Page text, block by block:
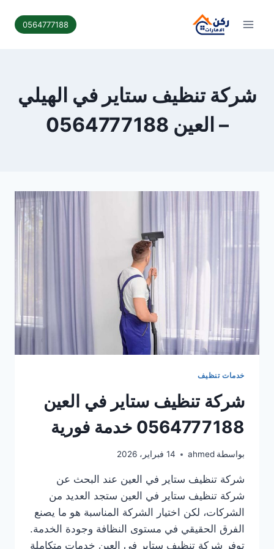
0564777188
شركة تنظيف ستاير في الهيلي
– العين 0564777188
خدمات تنظيف
شركة تنظيف ستاير في العين
0564777188 خدمة فورية
بواسطة ahmed 14 فبراير، 2026
شركة تنظيف ستاير في العين عند البحث عن
شركة تنظيف ستاير في العين ستجد العديد من
الشركات، لكن اختيار الشركة المناسبة هو ما يصنع
الفرق الحقيقي في مستوى النظافة وجودة الخدمة.
توفر شركة تنظيف ستاير في العين خدمات متكاملة